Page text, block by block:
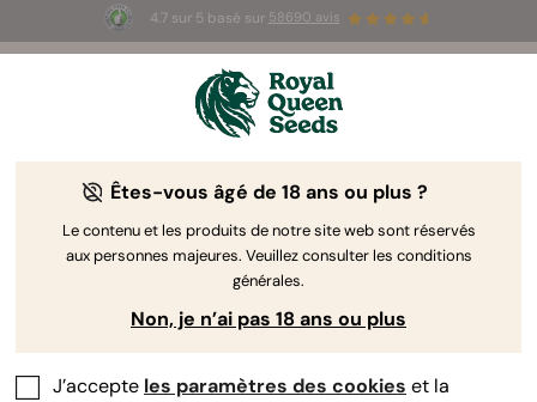
4.7 sur 5 basé sur 58690 avis
☀️ Summer Sales : jusqu'à -50 % sur
certains produits ! ⏤
The RQS Blog
Articles Cannabis Lifestyle
Êtes-vous âgé de 18 ans ou plus ?
Le contenu et les produits de notre site web sont réservés
aux personnes majeures. Veuillez consulter les conditions
générales.
Non, je n’ai pas 18 ans ou plus
J’accepte les paramètres des cookies et la